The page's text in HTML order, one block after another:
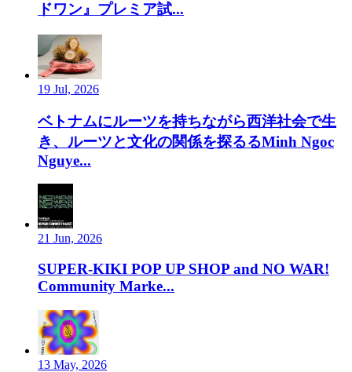
ドワン』プレミア試...
19 Jul, 2026
ベトナムにルーツを持ちながら西洋社会で生
き、ルーツと文化の関係を探るるMinh Ngoc
Nguye...
21 Jun, 2026
SUPER-KIKI POP UP SHOP and NO WAR!
Community Marke...
13 May, 2026